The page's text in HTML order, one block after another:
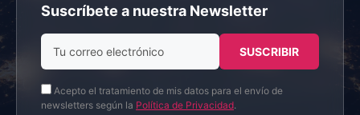
Suscríbete a nuestra Newsletter
Acepto el tratamiento de mis datos para el envío de
newsletters según la Política de Privacidad.